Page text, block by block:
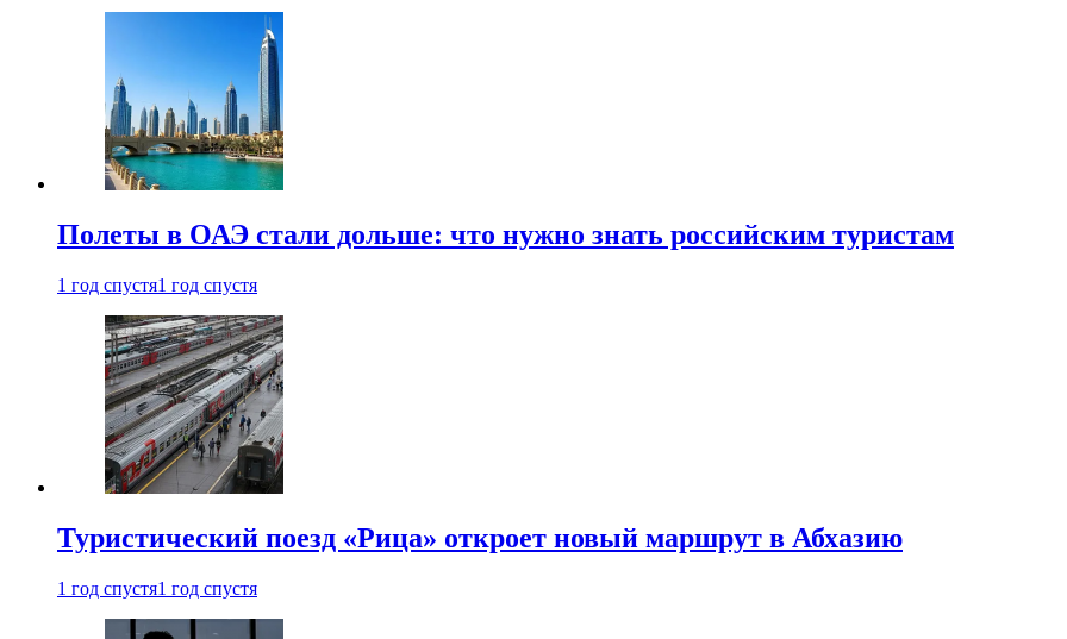
Полеты в ОАЭ стали дольше: что нужно знать российским туристам
1 год спустя1 год спустя
Туристический поезд «Рица» откроет новый маршрут в Абхазию
1 год спустя1 год спустя